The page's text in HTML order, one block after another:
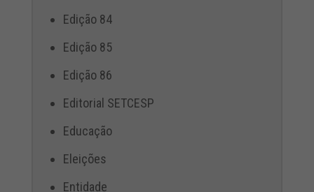
Edição 84
Edição 85
Edição 86
Editorial SETCESP
Educação
Eleições
Entidade